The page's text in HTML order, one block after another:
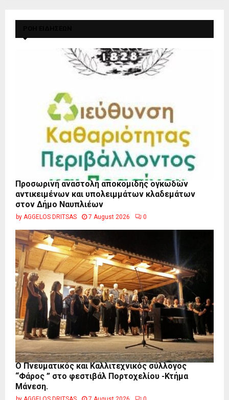
Προσωρινή αναστολή αποκομιδής ογκωδών
αντικειμένων και υπολειμμάτων κλαδεμάτων
στον Δήμο Ναυπλιέων
by AGGELOS DRITSAS 7 August 2026 0
Ο Πνευματικός και Καλλιτεχνικός σύλλογος
“Φάρος ” στο φεστιβάλ Πορτοχελίου -Κτήμα
Μάνεση.